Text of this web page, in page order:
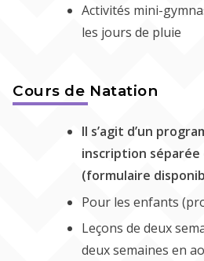
Activités mini-
les jours de pluie
Cours de Natation
Il s’agit d’un
inscription
(formulaire
Pour les enfants
Leçons de deux
deux semaines en